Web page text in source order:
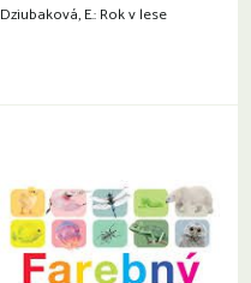
Dziubaková, E.: Rok v lese